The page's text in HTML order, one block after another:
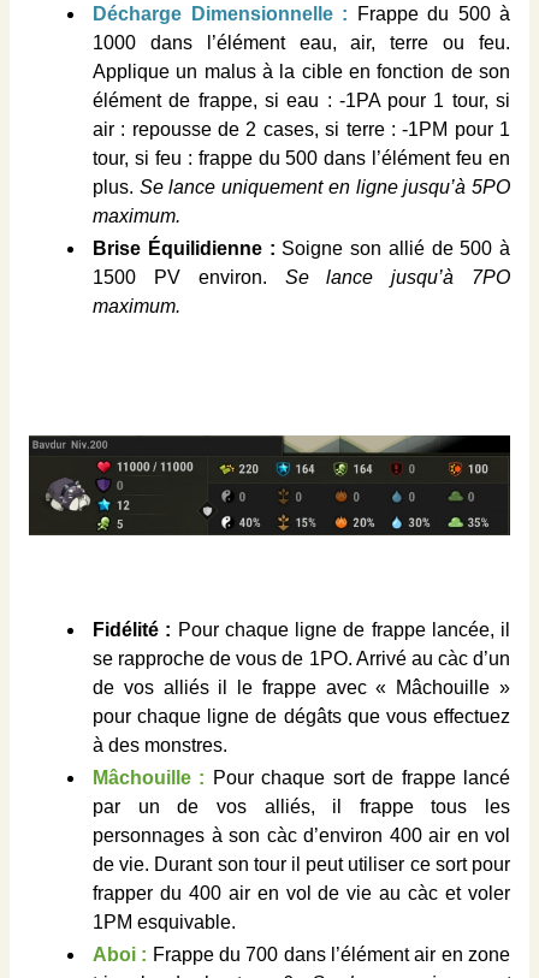
Décharge Dimensionnelle : Frappe du 500 à
1000 dans l’élément eau, air, terre ou feu.
Applique un malus à la cible en fonction de son
élément de frappe, si eau : -1PA pour 1 tour, si
air : repousse de 2 cases, si terre : -1PM pour 1
tour, si feu : frappe du 500 dans l’élément feu en
plus. Se lance uniquement en ligne jusqu’à 5PO
maximum.
Brise Équilidienne : Soigne son allié de 500 à
1500 PV environ. Se lance jusqu’à 7PO
maximum.
Fidélité : Pour chaque ligne de frappe lancée, il
se rapproche de vous de 1PO. Arrivé au càc d’un
de vos alliés il le frappe avec « Mâchouille »
pour chaque ligne de dégâts que vous effectuez
à des monstres.
Mâchouille : Pour chaque sort de frappe lancé
par un de vos alliés, il frappe tous les
personnages à son càc d’environ 400 air en vol
de vie. Durant son tour il peut utiliser ce sort pour
frapper du 400 air en vol de vie au càc et voler
1PM esquivable.
Aboi : Frappe du 700 dans l’élément air en zone